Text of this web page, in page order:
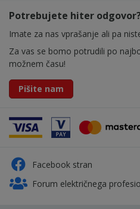
Potrebujete hiter
Imate za nas vprašanje ali pa
Za vas se bomo potrudili po
možnem času!
Pišite nam
Facebook stran
Forum električnega